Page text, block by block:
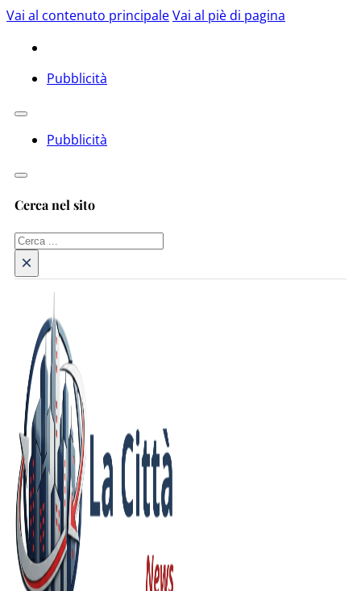
Vai al contenuto principaleVai al piè di pagina
Pubblicità
Pubblicità
Cerca nel sito
Cerca
×